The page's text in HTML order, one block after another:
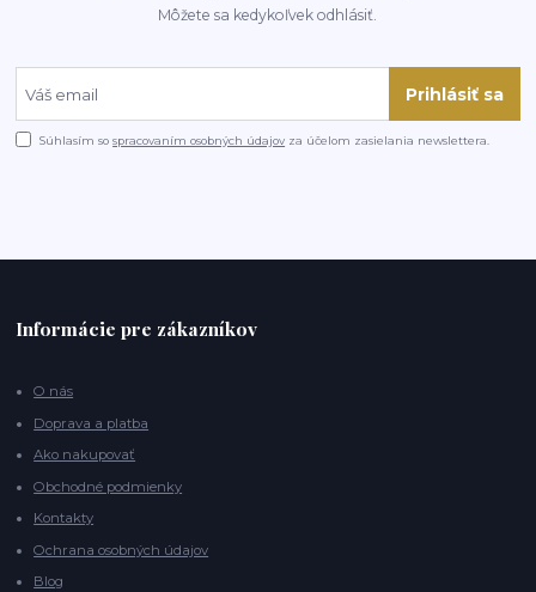
Môžete sa kedykoľvek odhlásiť.
Prihlásiť sa
Súhlasím sospracovaním osobných údajov za účelom zasielania newslettera.
Informácie pre zákazníkov
O nás
Doprava a platba
Ako nakupovať
Obchodné podmienky
Kontakty
Ochrana osobných údajov
Blog